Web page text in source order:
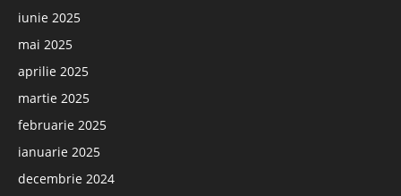
iunie 2025
mai 2025
aprilie 2025
martie 2025
februarie 2025
ianuarie 2025
decembrie 2024